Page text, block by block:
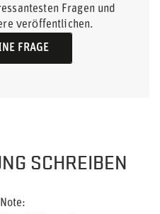
Fragen und
veröffentlichen.
FRAGE
SCHREIBEN